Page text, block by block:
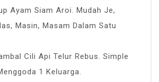
Ayam Siam Aroi. Mudah Je,
Masin, Masam Dalam Satu
Cili Api Telur Rebus. Simple
1 Keluarga.